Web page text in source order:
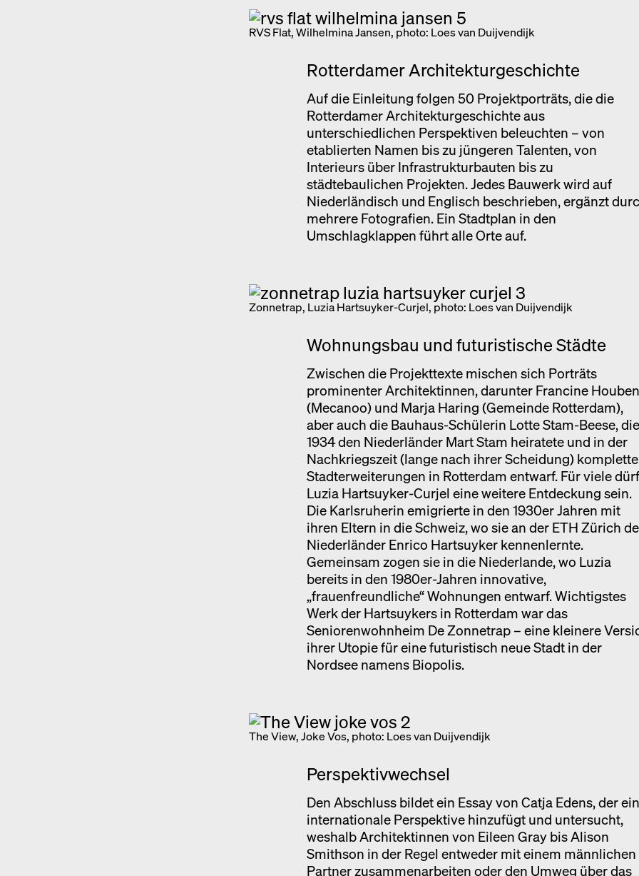
RVS Flat, Wilhelmina Jansen, photo: Loes van Duijvendijk
Rotterdamer Architekturgeschichte
Auf die Einleitung folgen 50 Projektporträts, die die
Rotterdamer Architekturgeschichte aus
unterschiedlichen Perspektiven beleuchten – von
etablierten Namen bis zu jüngeren Talenten, von
Interieurs über Infrastrukturbauten bis zu
städtebaulichen Projekten. Jedes Bauwerk wird auf
Niederländisch und Englisch beschrieben, ergänzt
mehrere Fotografien. Ein Stadtplan in den
Umschlagklappen führt alle Orte auf.
Zonnetrap, Luzia Hartsuyker-Curjel, photo: Loes van Duijvendijk
Wohnungsbau und futuristische Städte
Zwischen die Projekttexte mischen sich Porträts
prominenter Architektinnen, darunter Francine
(Mecanoo) und Marja Haring (Gemeinde Rotterdam),
aber auch die Bauhaus-Schülerin Lotte Stam-Beese,
1934 den Niederländer Mart Stam heiratete und in der
Nachkriegszeit (lange nach ihrer Scheidung) komplette
Stadterweiterungen in Rotterdam entwarf. Für viele
Luzia Hartsuyker-Curjel eine weitere Entdeckung sein.
Die Karlsruherin emigrierte in den 1930er Jahren mit
ihren Eltern in die Schweiz, wo sie an der ETH Zürich
Niederländer Enrico Hartsuyker kennenlernte.
Gemeinsam zogen sie in die Niederlande, wo Luzia
bereits in den 1980er-Jahren innovative,
„frauenfreundliche“ Wohnungen entwarf. Wichtigstes
Werk der Hartsuykers in Rotterdam war das
Seniorenwohnheim De Zonnetrap – eine kleinere
ihrer Utopie für eine futuristisch neue Stadt in der
Nordsee namens Biopolis.
The View, Joke Vos, photo: Loes van Duijvendijk
Perspektivwechsel
Den Abschluss bildet ein Essay von Catja Edens, der
internationale Perspektive hinzufügt und untersucht,
weshalb Architektinnen von Eileen Gray bis Alison
Smithson in der Regel entweder mit einem männlichen
Partner zusammenarbeiten oder den Umweg über das